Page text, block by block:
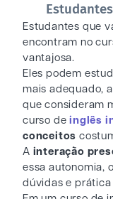
Estudantes que
encontram no
vantajosa.
Eles podem
mais adequado,
que consideram
curso deinglês
conceitos
A interação
essa autonomia,
dúvidas e prática